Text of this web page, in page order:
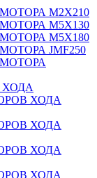
M2X210
M5X130
M5X180
JMF250
ХОДА
ХОДА
ХОДА
ХОДА